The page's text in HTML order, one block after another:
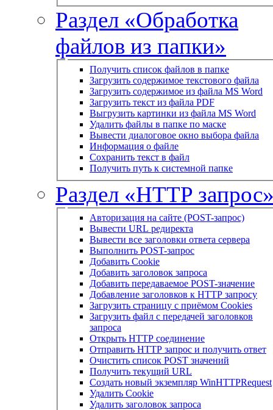
Раздел «Обработка
файлов из папки»
Получить список файлов в папке
Загрузить содержимое текстового файла
Загрузить содержимое из файла MS Word
Загрузить текст из файла PDF
Выгрузить картинки из файла MS Word
Удалить файлы в папке по маске
Вывести диалоговое окно выбора файла
Информация о файле
Сохранить текст в файл
Получить путь к системной папке
Раздел «HTTP
Авторизация на сайте (POST-запрос)
Вывести URL редиректа
Вывести все заголовки ответа сервера
Выполнить POST-запрос
Добавить Cookie
Добавить заголовок запроса
Добавить передаваемое POST-значение
Добавление заголовков к HTTP запросу
Загрузить страницу с приёмом Cookies
Загрузить файл с передачей заголовков
запроса
Открыть HTTP соединение
Отправить HTTP запрос и получить ответ
Очистить список POST значений
Получить текущий URL
Создать новый экземпляр WinHTTPRequest
Удалить Cookie
Удалить заголовок запроса